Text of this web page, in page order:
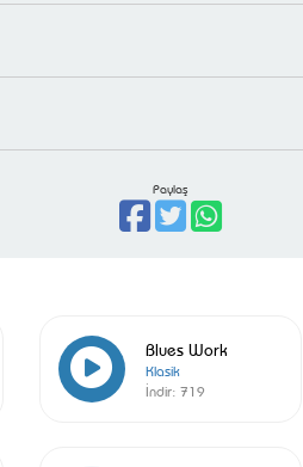
Paylaş
Blues Work
Klasik
İndir: 719